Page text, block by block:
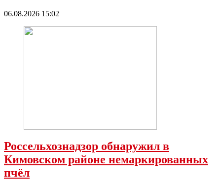
06.08.2026 15:02
Россельхознадзор обнаружил в
Кимовском районе немаркированных
пчёл